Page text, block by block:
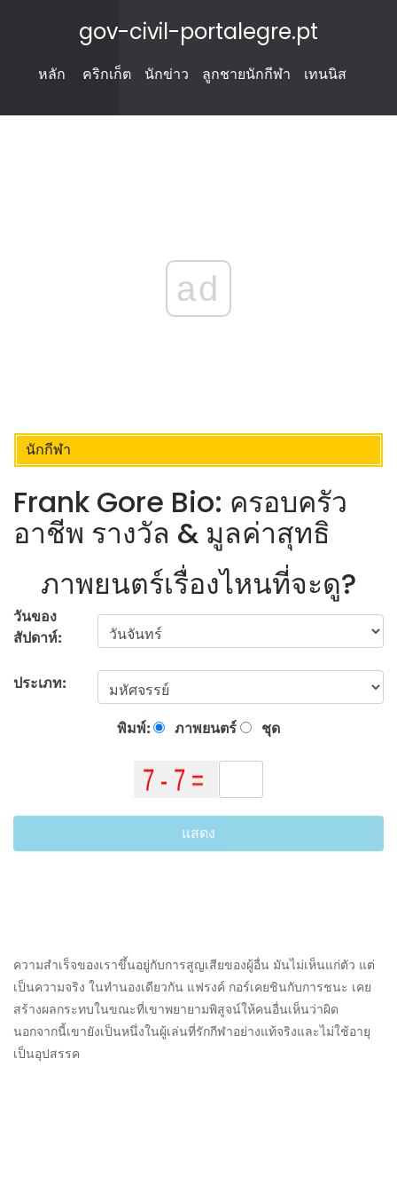
gov-civil-portalegre.pt
หลัก คริกเก็ต นักข่าว ลูกชายนักกีฬา เทนนิส
ad
นักกีฬา
Frank Gore Bio: ครอบครัว
อาชีพ รางวัล & มูลค่าสุทธิ
ภาพยนตร์เรื่องไหนที่จะดู?
วันของ
สัปดาห์:
ประเภท:
พิมพ์: ภาพยนตร์ ชุด
แสดง
ความสำเร็จของเราขึ้นอยู่กับการสูญเสียของผู้อื่น มันไม่เห็นแก่ตัว แต่
เป็นความจริง ในทำนองเดียวกัน แฟรงค์ กอร์เคยชินกับการชนะ เคย
สร้างผลกระทบในขณะที่เขาพยายามพิสูจน์ให้คนอื่นเห็นว่าผิด
นอกจากนี้เขายังเป็นหนึ่งในผู้เล่นที่รักกีฬาอย่างแท้จริงและไม่ใช้อายุ
เป็นอุปสรรค